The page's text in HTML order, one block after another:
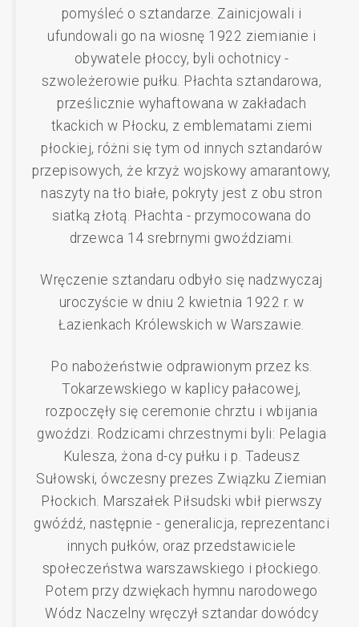
pomyśleć o sztandarze. Zainicjowali i
ufundowali go na wiosnę 1922 ziemianie i
obywatele płoccy, byli ochotnicy -
szwoleżerowie pułku. Płachta sztandarowa,
prześlicznie wyhaftowana w zakładach
tkackich w Płocku, z emblematami ziemi
płockiej, różni się tym od innych sztandarów
przepisowych, że krzyż wojskowy amarantowy,
naszyty na tło białe, pokryty jest z obu stron
siatką złotą. Płachta - przymocowana do
drzewca 14 srebrnymi gwoździami.
Wręczenie sztandaru odbyło się nadzwyczaj
uroczyście w dniu 2 kwietnia 1922 r. w
Łazienkach Królewskich w Warszawie.
Po nabożeństwie odprawionym przez ks.
Tokarzewskiego w kaplicy pałacowej,
rozpoczęły się ceremonie chrztu i wbijania
gwoździ. Rodzicami chrzestnymi byli: Pelagia
Kulesza, żona d-cy pułku i p. Tadeusz
Sułowski, ówczesny prezes Związku Ziemian
Płockich. Marszałek Piłsudski wbił pierwszy
gwóźdź, następnie - generalicja, reprezentanci
innych pułków, oraz przedstawiciele
społeczeństwa warszawskiego i płockiego.
Potem przy dzwiękach hymnu narodowego
Wódz Naczelny wręczył sztandar dowódcy